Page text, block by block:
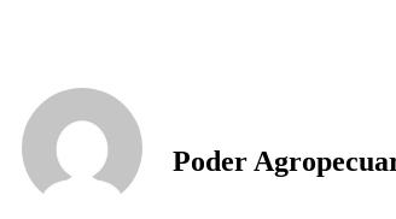
Poder